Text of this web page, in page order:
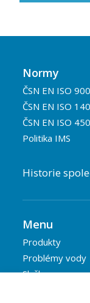
Normy
ČSN EN ISO
ČSN EN ISO
ČSN EN ISO
Politika IMS
Historie
Menu
Produkty
Problémy vody
Služby